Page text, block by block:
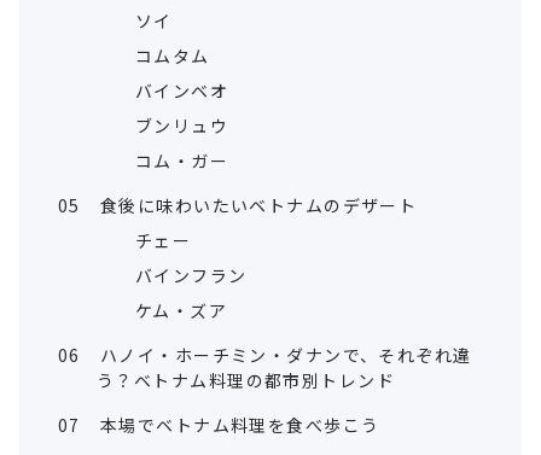
ソイ
コムタム
バインベオ
ブンリュウ
コム・ガー
05
食後に味わいたいベトナムのデザート
チェー
バインフラン
ケム・ズア
06
ハノイ・ホーチミン・ダナンで、それぞれ違
う？ベトナム料理の都市別トレンド
07
本場でベトナム料理を食べ歩こう